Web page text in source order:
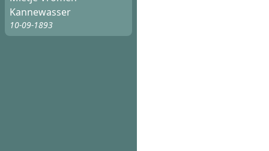
Kannewasser
10-09-1893